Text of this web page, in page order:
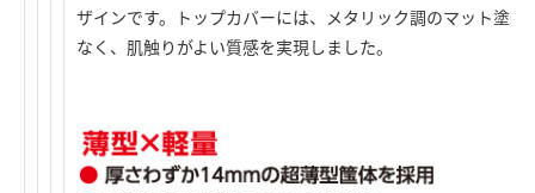
ザインです。トップカバーには、メタリック調のマット塗
なく、肌触りがよい質感を実現しました。